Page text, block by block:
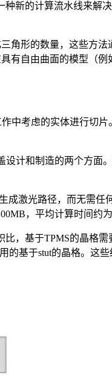
新的计算流水线来解
角形的数量，这些方
有自由曲面的模型（例
中考虑的实体进行切
盖设计和制造的两个方
成激光路径，而无需任
，平均计算时间约为
，基于TPMS的晶格
基于stut的晶格。这